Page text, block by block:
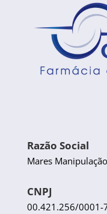
Razão Social
Mares
CNPJ
00.421.256/0001-